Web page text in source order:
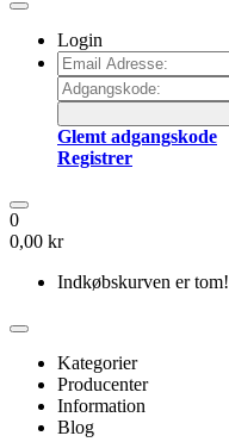
Login
Glemt adgangskode
Registrer
0
0,00 kr
Indkøbskurven er tom!
Kategorier
Producenter
Information
Blog